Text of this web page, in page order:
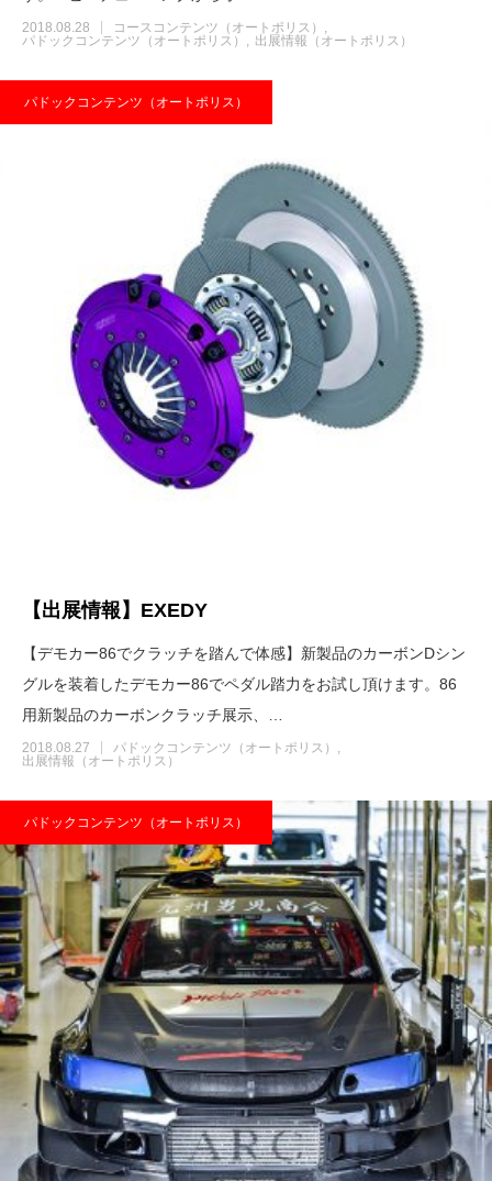
2018.08.28
コースコンテンツ（オートポリス）
パドックコンテンツ（オートポリス）
出展情報（オートポリス）
パドックコンテンツ（オートポリス）
【出展情報】EXEDY
【デモカー86でクラッチを踏んで体感】新製品のカーボンDシン
グルを装着したデモカー86でペダル踏力をお試し頂けます。86
用新製品のカーボンクラッチ展示、…
2018.08.27
パドックコンテンツ（オートポリス）
出展情報（オートポリス）
パドックコンテンツ（オートポリス）